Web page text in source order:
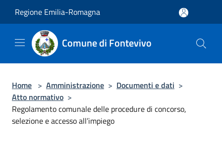
Regione Emilia-Romagna
Comune di Fontevivo
Home > Amministrazione > Documenti e dati >
Atto normativo >
Regolamento comunale delle procedure di concorso,
selezione e accesso all’impiego